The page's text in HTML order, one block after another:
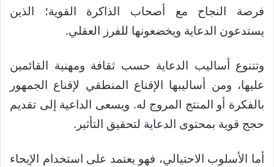
فرصة النجاح مع أصحاب الذاكرة القوية؛ الذين
يستدعون الدعاية ويخضعونها للفرز العقلي.
وتتنوع أساليب الدعاية حسب ثقافة ومهنية القائمين
عليها، ومن أساليبها الإقناع المنطقي لإقناع الجمهور
بالفكرة أو المنتج المروج له. ويسعى الداعية إلى تقديم
حجج قوية بمحتوى الدعاية لتحقيق التأثير.
أما الأسلوب الاحتيالي، فهو يعتمد على استخدام الإيحاء